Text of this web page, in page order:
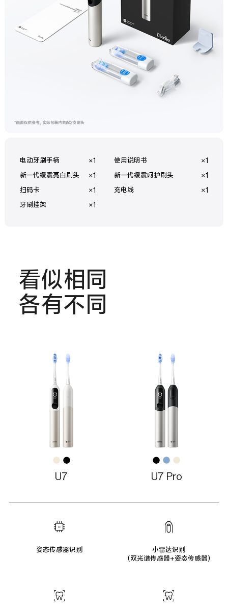
电动牙刷手柄 ×1 使用说明书 ×1
新一代缓震亮白刷头 ×1 新一代缓震呵护刷头 ×1
扫码卡 ×1 充电线 ×1
牙刷挂架 ×1
看似相同
各有不同
U7 U7 Pro
姿态传感器识别
小雷达识别
(双光谱传感器+姿态传感器)